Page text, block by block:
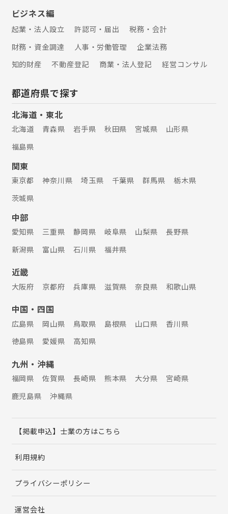
ビジネス編
起業・法人設立 許認可・届出
税務・会計
財務・資金調達
人事・労働管理
企業法務
知的財産
不動産登記 商業・法人登記 経営コンサル
都道府県で探す
北海道・東北
北海道 青森県 岩手県 秋田県 宮城県
山形県
福島県
関東
東京都 神奈川県 埼玉県 千葉県 群馬県
栃木県
茨城県
中部
愛知県 三重県 静岡県 岐阜県 山梨県
長野県
新潟県
富山県 石川県 福井県
近畿
大阪府 京都府 兵庫県 滋賀県 奈良県 和歌山県
中国・四国
広島県 岡山県 鳥取県 島根県 山口県
香川県
徳島県
愛媛県 高知県
九州・沖縄
福岡県 佐賀県 長崎県 熊本県 大分県
宮崎県
鹿児島県
沖縄県
【掲載申込】士業の方はこちら
利用規約
プライバシーポリシー
運営会社